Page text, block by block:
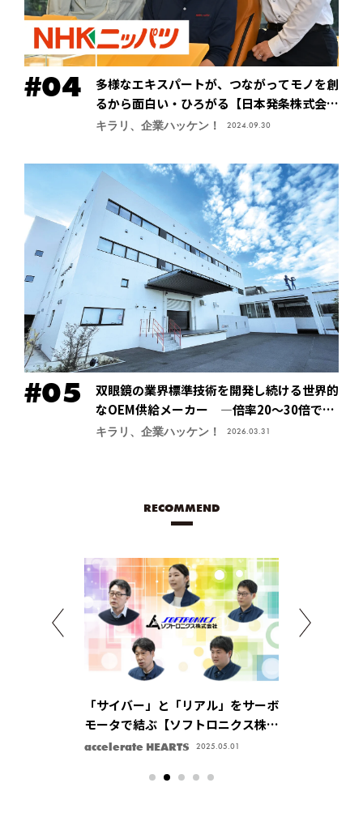
多様なエキスパートが、つながってモノを創
るから面白い・ひろがる【日本発条株式会社
（ニッパツ）】
キラリ、企業ハッケン！ 2024.09.30
双眼鏡の業界標準技術を開発し続ける世界的
なOEM供給メーカー ―倍率20～30倍でも
像が安定する手振れ防止技術で特許取得、今
キラリ、企業ハッケン！ 2026.03.31
RECOMMEND
「サイバー」と「リアル」をサーボ
モータで結ぶ【ソフトロニクス株式
会社】
accelerate HEARTS 2025.05.01